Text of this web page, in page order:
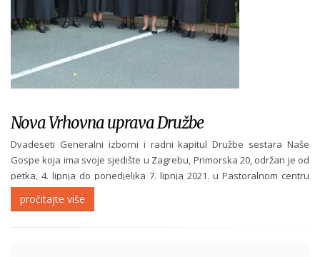
Nova Vrhovna uprava Družbe
Dvadeseti Generalni izborni i radni kapitul Družbe sestara Naše
Gospe koja ima svoje sjedište u Zagrebu, Primorska 20, održan je od
petka, 4. lipnja do ponedjeljka 7. lipnja 2021. u Pastoralnom centru
Varaždinske biskupije u Ludbregu. Na Kapitulu je u nedjelju, 6. lipnja,
izabrana Vrhovna...
pročitajte više